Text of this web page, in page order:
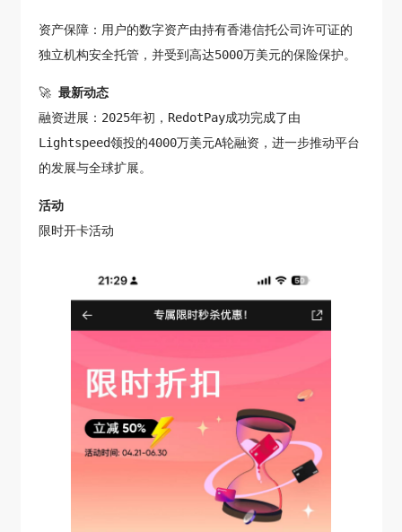
资产保障：用户的数字资产由持有香港信托公司许可证的
独立机构安全托管，并受到高达5000万美元的保险保护。
🚀 最新动态
融资进展：2025年初，RedotPay成功完成了由
Lightspeed领投的4000万美元A轮融资，进一步推动平台
的发展与全球扩展。
活动
限时开卡活动